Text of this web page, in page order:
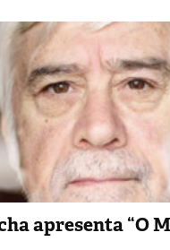
apresenta “O